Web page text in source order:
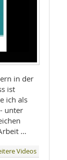
in der
ist
ich als
unter
…
Videos